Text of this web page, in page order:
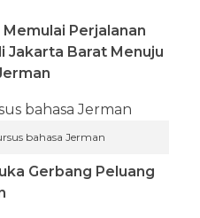
Memulai Perjalanan
Jakarta Barat Menuju
bahasa Jerman
Gerbang Peluang